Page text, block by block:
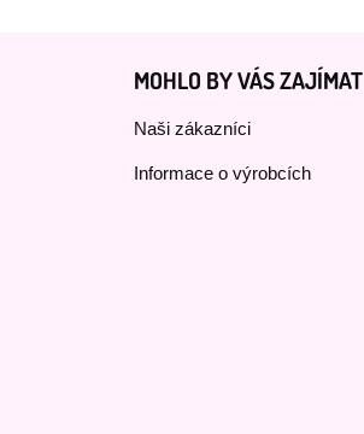
MOHLO BY VÁS ZAJÍMAT
Naši zákazníci
Informace o výrobcích